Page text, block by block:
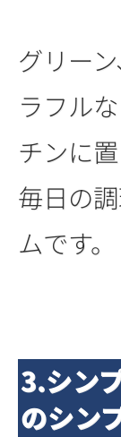
グリー
ラフル
チンに
毎日の
ムです。
3.シン
のシン